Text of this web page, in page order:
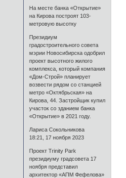
На месте банка «Открытие»
на Кирова построят 103-
метровую высотку
Президиум
градостроительного совета
мэрии Новосибирска одобрил
проект высотного жилого
комплекса, который компания
«Дом-Строй» планирует
возвести рядом со станцией
метро «Октябрьская» на
Кирова, 44. Застройщик купил
участок со зданием банка
«Открытие» в 2021 году.
Лариса Сокольникова
18:21, 17 ноября 2023
Проект Trinity Park
президиуму градсовета 17
ноября представил
архитектор «АПМ Фефелова»